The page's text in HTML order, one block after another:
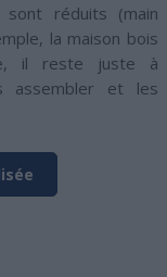
réduits (main
la maison bois
il reste juste à
assembler et les